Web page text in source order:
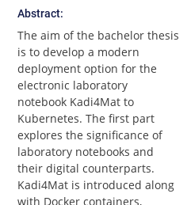
Abstract:
The aim of the bachelor thesis
is to develop a modern
deployment option for the
electronic laboratory
notebook Kadi4Mat to
Kubernetes. The first part
explores the significance of
laboratory notebooks and
their digital counterparts.
Kadi4Mat is introduced along
with Docker containers,